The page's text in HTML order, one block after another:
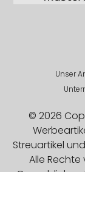
Unser
© 2026
Streuartikel
Alle
Gewerblichen